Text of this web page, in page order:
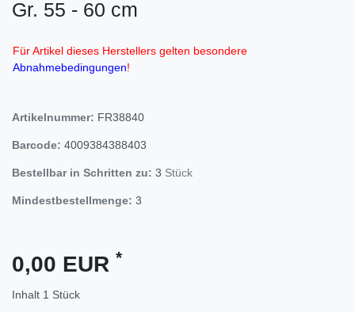
Gr. 55 - 60 cm
Für Artikel dieses Herstellers gelten besondere
Abnahmebedingungen!
Artikelnummer: FR38840
Barcode: 4009384388403
Bestellbar in Schritten zu: 3 Stück
Mindestbestellmenge: 3
0,00 EUR *
Inhalt 1 Stück